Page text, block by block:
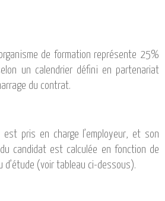
de formation représente 25%
un calendrier défini en partenariat
du contrat.
pris en charge l’employeur, et son
du candidat est calculée en fonction de
d’étude (voir tableau ci-dessous).